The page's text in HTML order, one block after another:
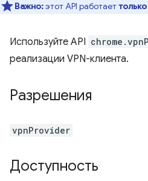
Важно:этот API работает
Используйте API
реализации VPN-клиента.
Разрешения
vpnProvider
Доступность